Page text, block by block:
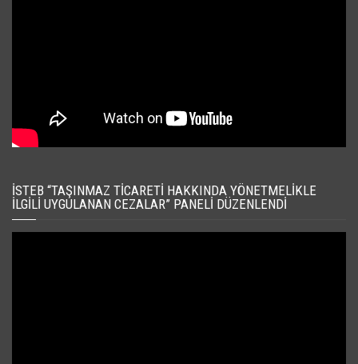
İSTEB “TAŞINMAZ TICARETI HAKKINDA YÖNETMELIKLE
İLGILI UYGULANAN CEZALAR” PANELI DÜZENLENDI